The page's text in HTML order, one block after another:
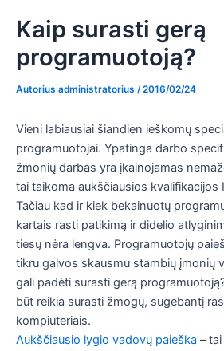
Kaip surasti gerą
programuotoją?
Autorius administratorius /2016/02/24
Vieni labiausiai šiandien ieškomų
programuotojai. Ypatinga darbo
žmonių darbas yra įkainojamas
tai taikoma aukščiausios kvalifikacijos
Tačiau kad ir kiek bekainuotų
kartais rasti patikimą ir didelio
tiesų nėra lengva. Programuotojų
tikru galvos skausmu stambių įmonių
gali padėti surasti gerą
būt reikia surasti žmogų, sugebantį
kompiuteriais.
Aukščiausio lygio vadovų paieška –